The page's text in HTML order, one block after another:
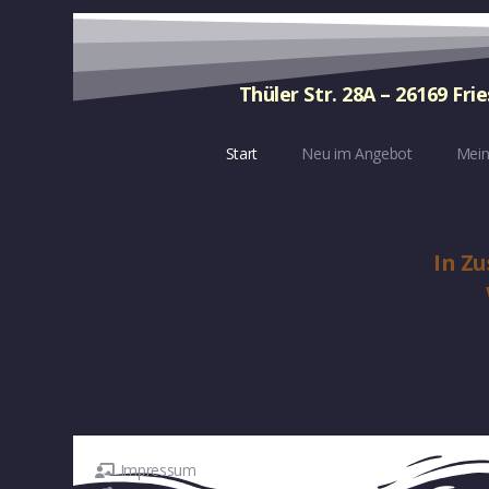
Thüler Str. 28A – 26169
Start Neu im Angebot
Physikalische
In
Impressum